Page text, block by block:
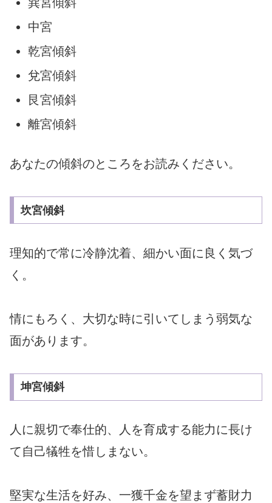
中宮
乾宮傾斜
兌宮傾斜
艮宮傾斜
離宮傾斜
あなたの傾斜のところをお読みください。
坎宮傾斜
理知的で常に冷静沈着、細かい面に良く気づ
く。
情にもろく、大切な時に引いてしまう弱気な
面があります。
坤宮傾斜
人に親切で奉仕的、人を育成する能力に長け
て自己犠牲を惜しまない。
堅実な生活を好み、一獲千金を望まず蓄財力